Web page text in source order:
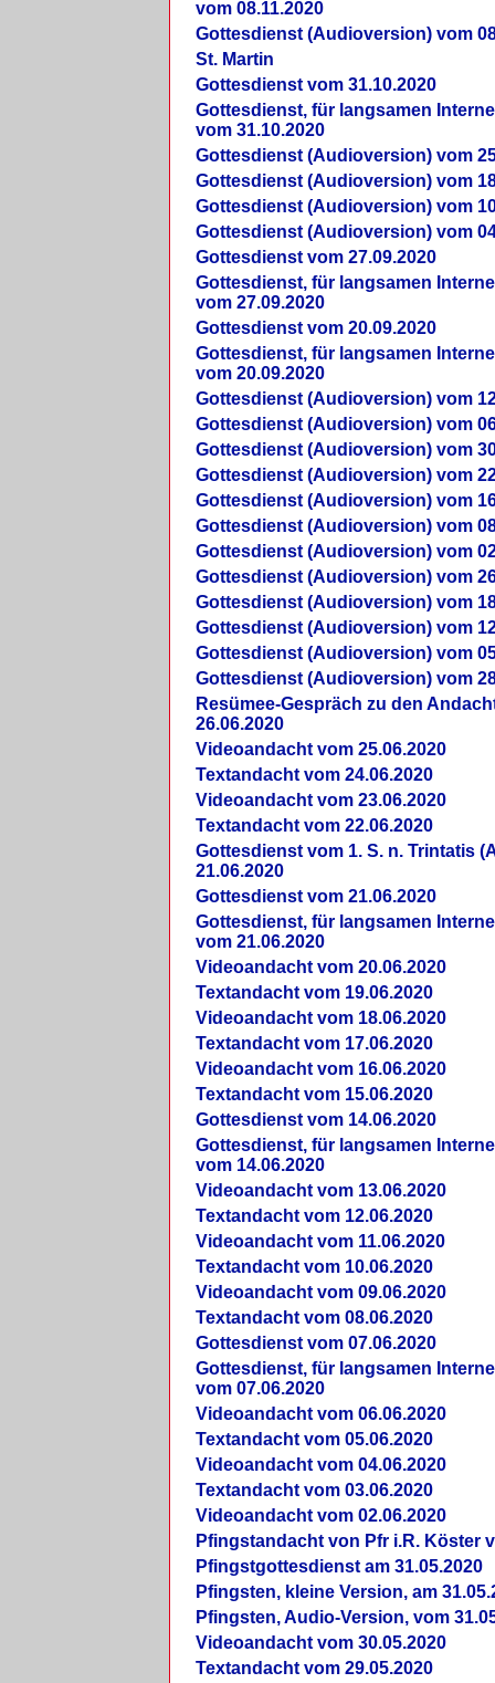
vom 08.11.2020
Gottesdienst (Audioversion) vom
St. Martin
Gottesdienst vom 31.10.2020
Gottesdienst, für langsamen
vom 31.10.2020
Gottesdienst (Audioversion) vom
Gottesdienst (Audioversion) vom
Gottesdienst (Audioversion) vom
Gottesdienst (Audioversion) vom
Gottesdienst vom 27.09.2020
Gottesdienst, für langsamen
vom 27.09.2020
Gottesdienst vom 20.09.2020
Gottesdienst, für langsamen
vom 20.09.2020
Gottesdienst (Audioversion) vom
Gottesdienst (Audioversion) vom
Gottesdienst (Audioversion) vom
Gottesdienst (Audioversion) vom
Gottesdienst (Audioversion) vom
Gottesdienst (Audioversion) vom
Gottesdienst (Audioversion) vom
Gottesdienst (Audioversion) vom
Gottesdienst (Audioversion) vom
Gottesdienst (Audioversion) vom
Gottesdienst (Audioversion) vom
Gottesdienst (Audioversion) vom
Re­sü­mee-Gespräch zu den
26.06.2020
Videoandacht vom 25.06.2020
Textandacht vom 24.06.2020
Videoandacht vom 23.06.2020
Textandacht vom 22.06.2020
Gottesdienst vom 1. S. n. Trintatis
21.06.2020
Gottesdienst vom 21.06.2020
Gottesdienst, für langsamen
vom 21.06.2020
Videoandacht vom 20.06.2020
Textandacht vom 19.06.2020
Videoandacht vom 18.06.2020
Textandacht vom 17.06.2020
Videoandacht vom 16.06.2020
Textandacht vom 15.06.2020
Gottesdienst vom 14.06.2020
Gottesdienst, für langsamen
vom 14.06.2020
Videoandacht vom 13.06.2020
Textandacht vom 12.06.2020
Videoandacht vom 11.06.2020
Textandacht vom 10.06.2020
Videoandacht vom 09.06.2020
Textandacht vom 08.06.2020
Gottesdienst vom 07.06.2020
Gottesdienst, für langsamen
vom 07.06.2020
Videoandacht vom 06.06.2020
Textandacht vom 05.06.2020
Videoandacht vom 04.06.2020
Textandacht vom 03.06.2020
Videoandacht vom 02.06.2020
Pfingstandacht von Pfr i.R. Köster
Pfingstgottesdienst am 31.05.2020
Pfingsten, kleine Version, am
Pfingsten, Audio-Version, vom
Videoandacht vom 30.05.2020
Textandacht vom 29.05.2020